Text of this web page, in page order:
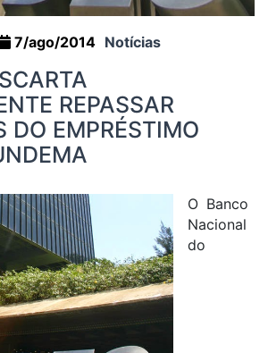
7/ago/2014 Notícias
REPASSAR
DO EMPRÉSTIMO
O Banco
Nacional
do